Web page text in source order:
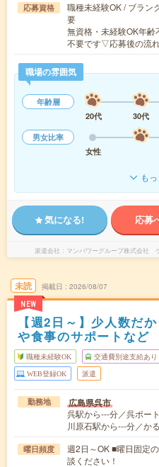
応募資格
職種未経験OK / ブラン
要
無資格・未経験OK年
不要です▽応募後の流
職場の雰囲気
年齢層
20代
30代
男女比率
女性
も
気になる! 応募
派遣会社 マンパワーグループ株式会社
未読
NEW
掲載日 2026/08/07
【週2日～】少人数だ
や食事のサポートなど
職種未経験OK 交通費別途支給あり
WEB登録OK 派遣
勤務地 広島県呉市
呉駅から---分／呉ポー
川原石駅から---分／か
曜日頻度
週2日～OK ■曜日固定
談ください！